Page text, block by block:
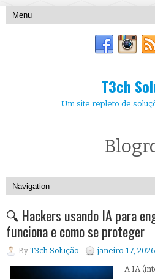
T3ch
Um site repleto de
🔍 Hackers usando IA para
funciona e como se proteger
By T3ch Solução janeiro 17, 2026
A IA